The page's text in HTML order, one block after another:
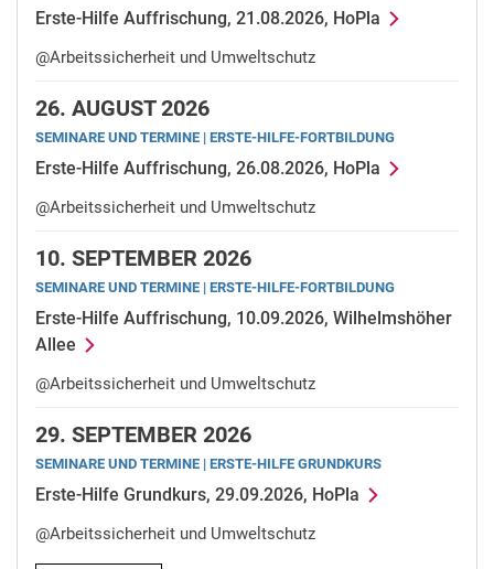
Er­s­­­te-Hil­­­fe Auffrischung, 21.08.2026, HoPla
@Arbeitssicherheit und Umweltschutz
26. AUGUST 2026
SE­MI­NA­RE UND TER­MI­NE | ERSTE-HILFE-FORTBILDUNG
Er­s­­­te-Hil­­­fe Auffrischung, 26.08.2026, HoPla
@Arbeitssicherheit und Umweltschutz
10. SEPTEMBER 2026
SE­MI­NA­RE UND TER­MI­NE | ERSTE-HILFE-FORTBILDUNG
Er­s­­­te-Hil­­­fe Auffrischung, 10.09.2026, Wilhelmshöher
Allee
@Arbeitssicherheit und Umweltschutz
29. SEPTEMBER 2026
SE­MI­NA­RE UND TER­MI­NE | ERS­TE-HIL­FE GRUND­KURS
Er­s­­­te-Hil­­­fe Grundkurs, 29.09.2026, HoPla
@Arbeitssicherheit und Umweltschutz